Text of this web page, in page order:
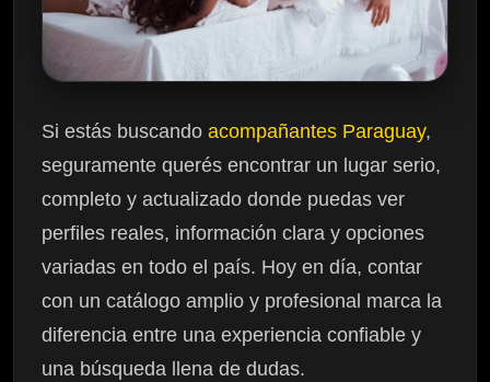
Si estás buscando acompañantes Paraguay,
seguramente querés encontrar un lugar serio,
completo y actualizado donde puedas ver
perfiles reales, información clara y opciones
variadas en todo el país. Hoy en día, contar
con un catálogo amplio y profesional marca la
diferencia entre una experiencia confiable y
una búsqueda llena de dudas.